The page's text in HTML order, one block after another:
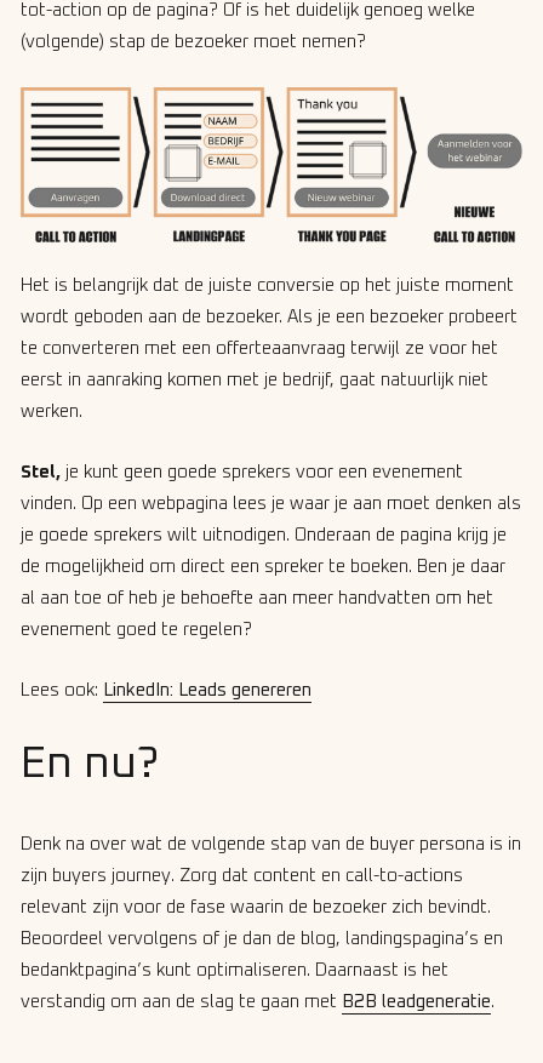
tot-action op de pagina? Of is het duidelijk genoeg welke
(volgende) stap de bezoeker moet nemen?
Het is belangrijk dat de juiste conversie op het juiste moment
wordt geboden aan de bezoeker. Als je een bezoeker probeert
te converteren met een offerteaanvraag terwijl ze voor het
eerst in aanraking komen met je bedrijf, gaat natuurlijk niet
werken.
Stel, je kunt geen goede sprekers voor een evenement
vinden. Op een webpagina lees je waar je aan moet denken als
je goede sprekers wilt uitnodigen. Onderaan de pagina krijg je
de mogelijkheid om direct een spreker te boeken. Ben je daar
al aan toe of heb je behoefte aan meer handvatten om het
evenement goed te regelen?
Lees ook: LinkedIn: Leads genereren
En nu?
Denk na over wat de volgende stap van de buyer persona is in
zijn buyers journey. Zorg dat content en call-to-actions
relevant zijn voor de fase waarin de bezoeker zich bevindt.
Beoordeel vervolgens of je dan de blog, landingspagina’s en
bedanktpagina’s kunt optimaliseren. Daarnaast is het
verstandig om aan de slag te gaan met B2B leadgeneratie.